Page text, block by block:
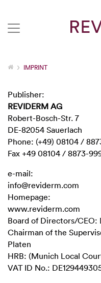
IMPRINT
Publisher:
REVIDERM AG
Robert-Bosch-Str. 7
DE-82054 Sauerlach
Phone: (+49) 08104 /
Fax +49 08104 / 8873-
e-mail:
info@reviderm.com
Homepage:
www.reviderm.com
Board of Directors/
Chairman of the
Platen
HRB: (Munich Local
VAT ID No.: